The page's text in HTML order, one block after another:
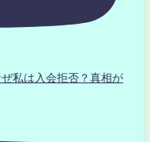
私は入会拒否？真相が